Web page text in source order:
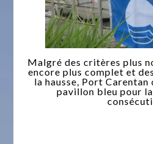
Malgré des critères plus
encore plus complet et
la hausse, Port
pavillon bleu pour la